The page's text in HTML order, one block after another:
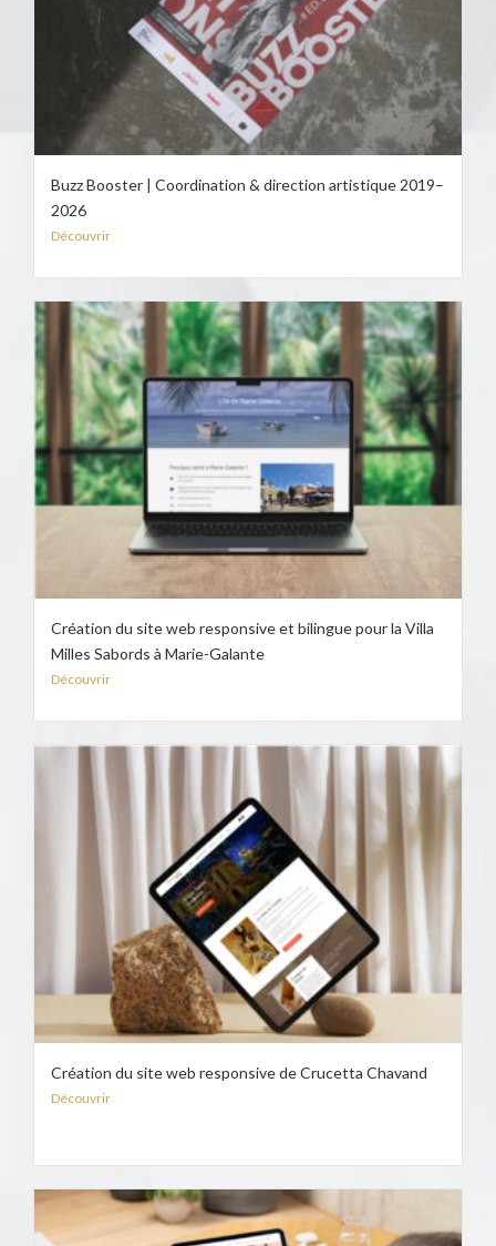
Buzz Booster | Coordination & direction artistique 2019–
2026
Découvrir
Création du site web responsive et bilingue pour la Villa
Milles Sabords à Marie-Galante
Découvrir
Création du site web responsive de Crucetta Chavand
Découvrir